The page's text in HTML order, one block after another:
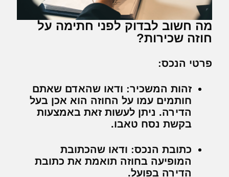
מה חשוב לבדוק לפני חתימה על
חוזה שכירות?
פרטי הנכס:
זהות המשכיר: ודאו שהאדם שאתם
חותמים עמו על החוזה הוא אכן בעל
הדירה. ניתן לעשות זאת באמצעות
בקשת נסח טאבו.
כתובת הנכס: ודאו שהכתובת
המופיעה בחוזה תואמת את כתובת
הדירה בפועל.